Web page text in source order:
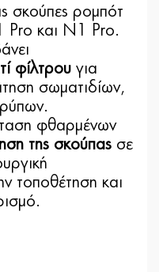
σκούπες ρομπότ
Pro και N1 Pro.
φίλτρουγια
σωματιδίων,
φθαρμένων
της σκούπαςσε
τοποθέτηση και